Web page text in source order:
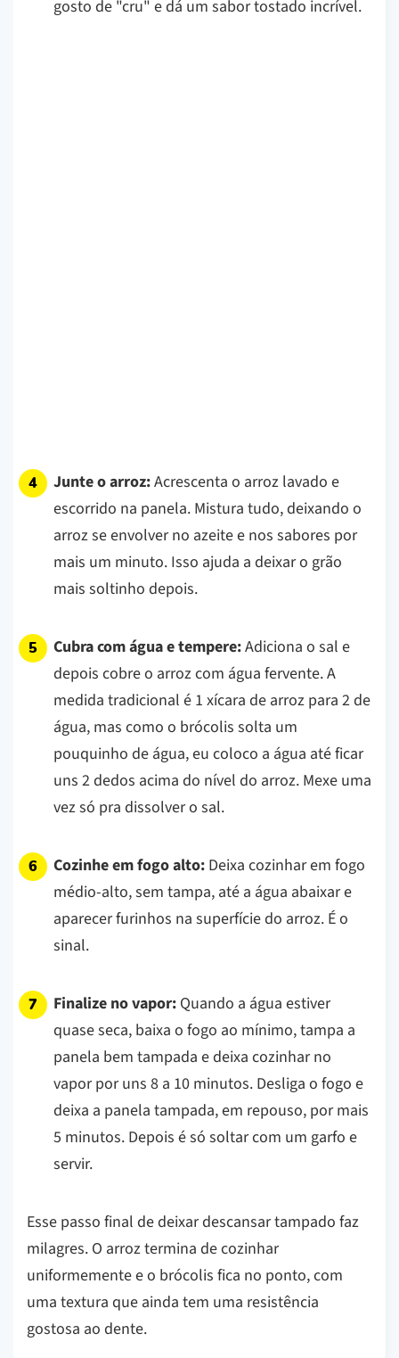
gosto de "cru" e dá um sabor tostado incrível.
Junte o arroz:Acrescenta o arroz lavado e
escorrido na panela. Mistura tudo, deixando o
arroz se envolver no azeite e nos sabores por
mais um minuto. Isso ajuda a deixar o grão
mais soltinho depois.
Cubra com água e tempere:Adiciona o sal e
depois cobre o arroz com água fervente. A
medida tradicional é 1 xícara de arroz para 2 de
água, mas como o brócolis solta um
pouquinho de água, eu coloco a água até ficar
uns 2 dedos acima do nível do arroz. Mexe uma
vez só pra dissolver o sal.
Cozinhe em fogo alto: Deixa cozinhar em fogo
médio-alto, sem tampa, até a água abaixar e
aparecer furinhos na superfície do arroz. É o
sinal.
Finalize no vapor: Quando a água estiver
quase seca, baixa o fogo ao mínimo, tampa a
panela bem tampada e deixa cozinhar no
vapor por uns 8 a 10 minutos. Desliga o fogo e
deixa a panela tampada, em repouso, por mais
5 minutos. Depois é só soltar com um garfo e
servir.
Esse passo final de deixar descansar tampado faz
milagres. O arroz termina de cozinhar
uniformemente e o brócolis fica no ponto, com
uma textura que ainda tem uma resistência
gostosa ao dente.